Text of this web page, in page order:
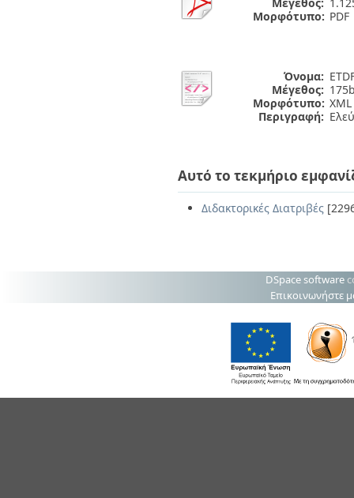
Μορφότυπο: PDF
Όνομα:
Μέγεθος:
Μορφότυπο: XML
Περιγραφή:
Αυτό το τεκμήριο
Διδακτορικές Διατριβές
DSpace software
Επικοινωνήστε